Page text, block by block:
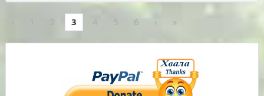
2 3 4 5 6 › »